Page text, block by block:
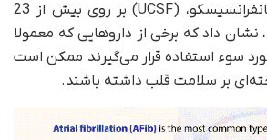
دانشگاه کالیفرنیا، سانفرانسیسکو، (UCSF) بر روی بیش از 23
نشان داد که برخی از داروهایی که معمولا
سوء استفاده قرار می‌گیرند ممکن است
بر سلامت قلب داشته باشند.